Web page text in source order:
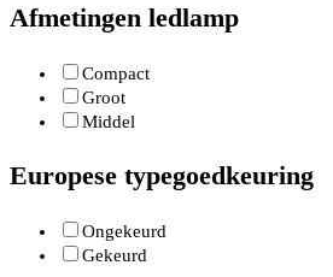
Afmetingen ledlamp
Compact
Groot
Middel
Europese typegoedkeuring
Ongekeurd
Gekeurd